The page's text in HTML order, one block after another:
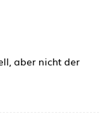
aber nicht der